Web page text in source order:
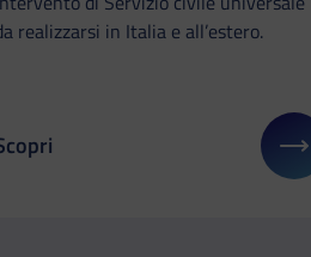
LBA Final Eight
realizzarsi in Italia e all’estero.
link ti porterà ad avere maggiori